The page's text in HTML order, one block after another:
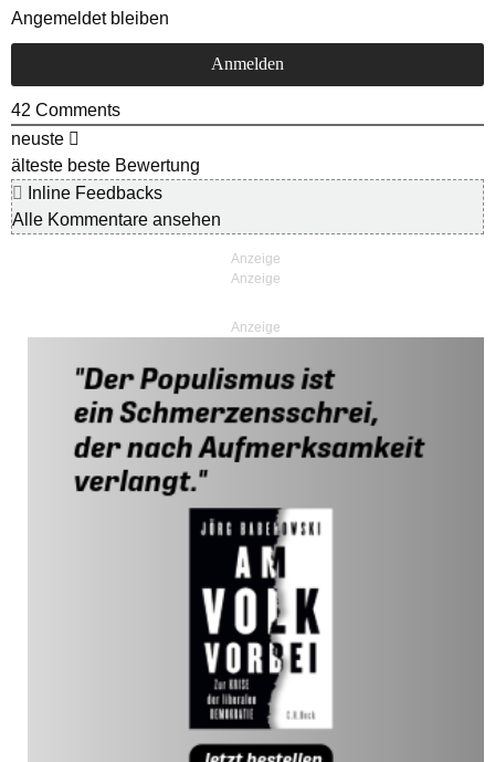
Angemeldet bleiben
42 Comments
neuste
älteste beste Bewertung
Inline Feedbacks
Alle Kommentare ansehen
Anzeige